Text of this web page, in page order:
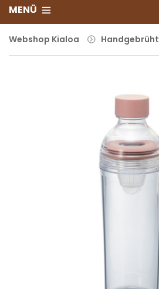
MENÜ
Webshop Kialoa Handgebrüht